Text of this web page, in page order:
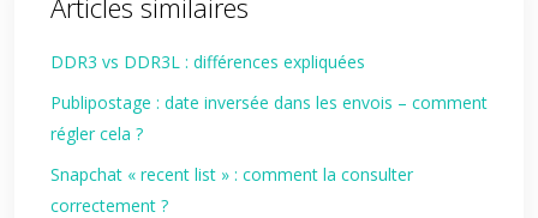
Articles similaires
DDR3 vs DDR3L : différences expliquées
Publipostage : date inversée dans les envois – comment
régler cela ?
Snapchat « recent list » : comment la consulter
correctement ?